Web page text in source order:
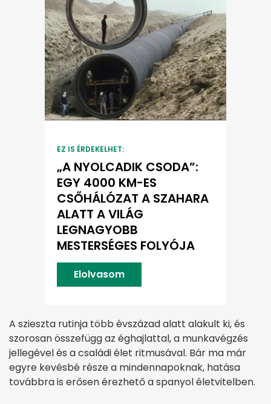
EZ IS ÉRDEKELHET:
„A NYOLCADIK CSODA”:
EGY 4000 KM-ES
CSŐHÁLÓZAT A SZAHARA
ALATT A VILÁG
LEGNAGYOBB
MESTERSÉGES FOLYÓJA
Elolvasom
A szieszta rutinja több évszázad alatt alakult ki, és
szorosan összefügg az éghajlattal, a munkavégzés
jellegével és a családi élet ritmusával. Bár ma már
egyre kevésbé része a mindennapoknak, hatása
továbbra is erősen érezhető a spanyol életvitelben.